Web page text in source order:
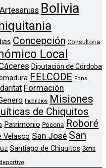
Artesanias Bolivia
Concepción Consultoria
Local
Diputación de Córdoba
FELCODE Fons
Formación
Incendios
Misiones
de Chiquitos
Patrimonio Pocona Roboré
Velasco San José San
Santiago de Chiquitos Sofia